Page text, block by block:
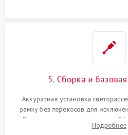
5. Сборка и
Аккуратная установка
рамку без перекосов для
Подключение внутренних
Сброс настроек и обновление
Подробнее